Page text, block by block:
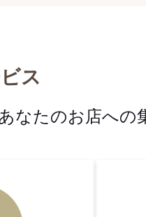
ス
なたのお店への